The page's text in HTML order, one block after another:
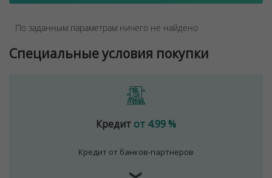
По заданным параметрам ничего не найдено
Специальные условия покупки
Кредит от 4.99 %
Кредит от банков-партнеров
❯